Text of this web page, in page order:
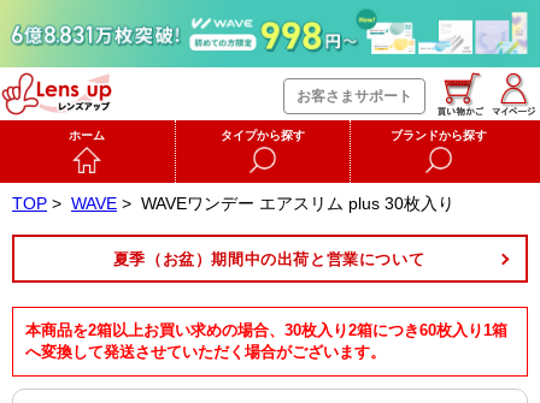
お客さまサポート
ホーム タイプから探す ブランドから探す
TOP > WAVE > WAVEワンデー エアスリム plus 30枚入り
夏季（お盆）期間中の出荷と営業について
本商品を2箱以上お買い求めの場合、30枚入り2箱につき60枚入り1箱
へ変換して発送させていただく場合がございます。